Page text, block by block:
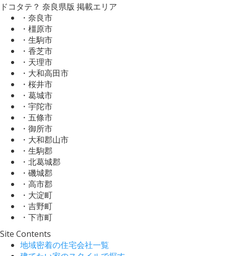
ドコタテ？ 奈良県版 掲載エリア
・奈良市
・橿原市
・生駒市
・香芝市
・天理市
・大和高田市
・桜井市
・葛城市
・宇陀市
・五條市
・御所市
・大和郡山市
・生駒郡
・北葛城郡
・磯城郡
・高市郡
・大淀町
・吉野町
・下市町
Site Contents
地域密着の住宅会社一覧